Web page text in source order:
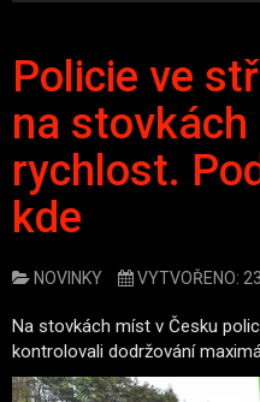
Policie ve
na stovkách
rychlost.
kde
NOVINKY VYTVOŘENO:
Na stovkách míst v Česku
kontrolovali dodržování